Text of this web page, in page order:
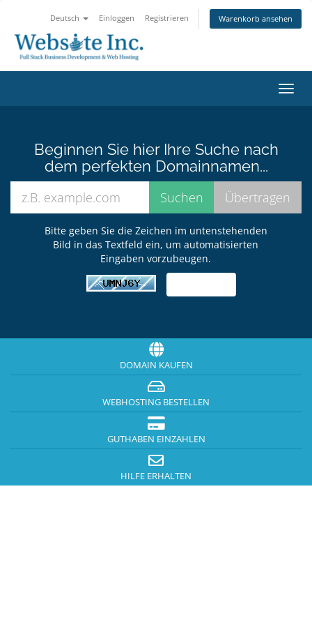
Deutsch Einloggen Registrieren Warenkorb ansehen
ein-/
Beginnen Sie hier Ihre Suche nach
dem perfekten Domainnamen...
Bitte geben Sie die Zeichen im untenstehenden
Bild in das Textfeld ein, um automatisierten
Eingaben vorzubeugen.
DOMAIN KAUFEN
WEBHOSTING BESTELLEN
GUTHABEN EINZAHLEN
HILFE ERHALTEN